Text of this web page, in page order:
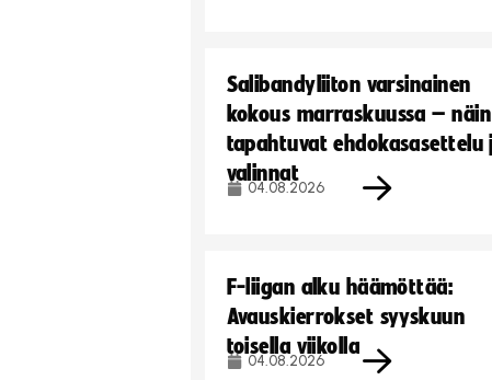
Salibandyliiton varsinainen
kokous marraskuussa – näin
tapahtuvat ehdokasasettelu
valinnat
04.08.2026
F-liigan alku häämöttää:
Avauskierrokset syyskuun
toisella viikolla
04.08.2026